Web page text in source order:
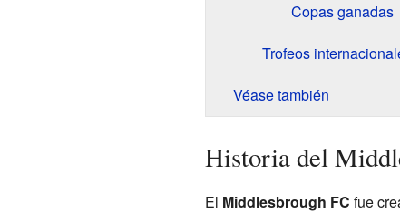
Copas ganadas
Trofeos
Véase también
Historia del
El Middlesbrough FC fue